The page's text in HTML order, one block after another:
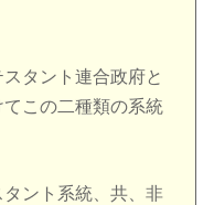
タント連合政府と
この二種類の系統
ント系統、共、非